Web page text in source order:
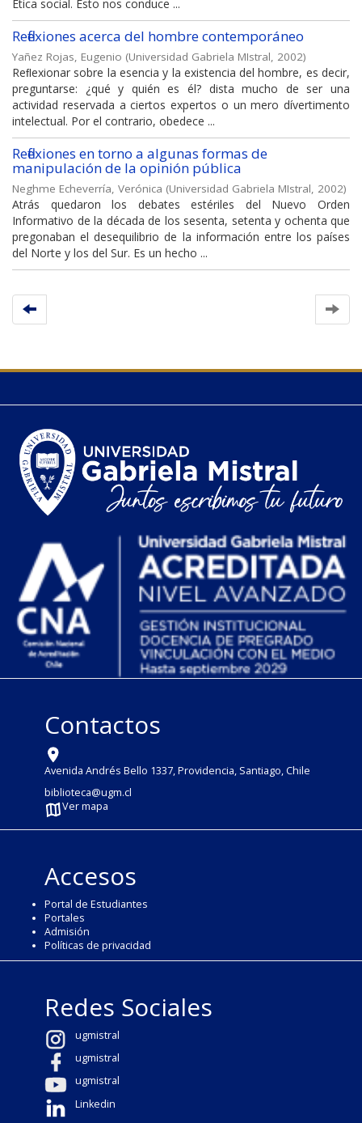
Etica social. Esto nos conduce ...
Reflexiones acerca del hombre contemporáneo
Yañez Rojas, Eugenio (Universidad Gabriela MIstral, 2002)
Reﬂexionar sobre la esencia y la existencia del hombre, es decir,
preguntarse: ¿qué y quién es él? dista mucho de ser una
actividad reservada a ciertos expertos o un mero dívertimento
intelectual. Por el contrario, obedece ...
Reflexiones en torno a algunas formas de
manipulación de la opinión pública
Neghme Echeverría, Verónica (Universidad Gabriela MIstral, 2002)
Atrás quedaron los debates estériles del Nuevo Orden
Informativo de la década de los sesenta, setenta y ochenta que
pregonaban el desequilibrio de la información entre los países
del Norte y los del Sur. Es un hecho ...
Contactos
Avenida Andrés Bello 1337, Providencia, Santiago, Chile
biblioteca@ugm.cl
Ver mapa
Accesos
Portal de Estudiantes
Portales
Admisión
Políticas de privacidad
Redes Sociales
ugmistral
ugmistral
ugmistral
Linkedin